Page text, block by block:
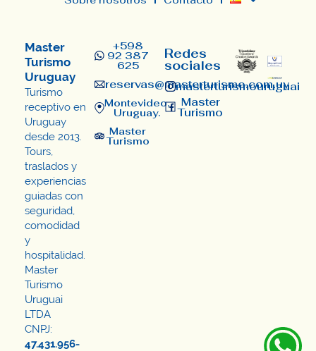
Master
Turismo
Uruguay
Turismo
receptivo en
Uruguay
desde 2013.
Tours,
traslados y
experiencias
guiadas con
seguridad,
comodidad
y
hospitalidad.
Master
Turismo
Uruguai
LTDA
CNPJ:
47.431.956-
+598
92 387
625
reservas@masterturismo.com.uy​
Montevideo,
Uruguay.
Master
Turismo
Redes
sociales
masterturismouruguai
Master
Turismo